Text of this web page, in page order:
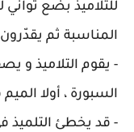
للتلاميذ بضع
المناسبة ثم
- يقوم التلاميذ و
السبورة ، أولا
- قد يخطئ التلميذ